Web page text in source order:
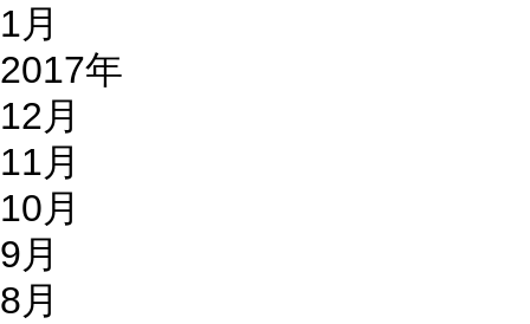
1月
2017年
12月
11月
10月
9月
8月